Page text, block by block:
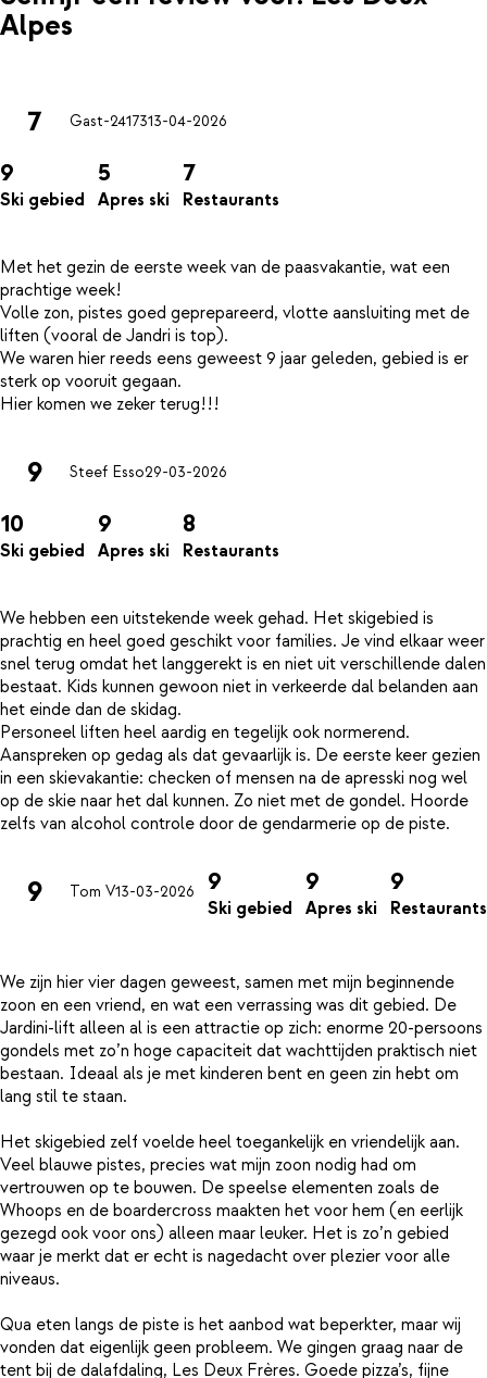
Alpes
7 Gast-2417313-04-2026
9
Ski gebied
5
Apres ski
7
Restaurants
Met het gezin de eerste week van de paasvakantie, wat een
prachtige week!
Volle zon, pistes goed geprepareerd, vlotte aansluiting met de
liften (vooral de Jandri is top).
We waren hier reeds eens geweest 9 jaar geleden, gebied is er
sterk op vooruit gegaan.
9 Steef Esso29-03-2026
10
Ski gebied
9
Apres ski
8
Restaurants
We hebben een uitstekende week gehad. Het skigebied is
prachtig en heel goed geschikt voor families. Je vind elkaar weer
snel terug omdat het langgerekt is en niet uit verschillende dalen
bestaat. Kids kunnen gewoon niet in verkeerde dal belanden aan
het einde dan de skidag.
Personeel liften heel aardig en tegelijk ook normerend.
Aanspreken op gedag als dat gevaarlijk is. De eerste keer gezien
in een skievakantie: checken of mensen na de apresski nog wel
op de skie naar het dal kunnen. Zo niet met de gondel. Hoorde
9 Tom V13-03-2026 9
Ski gebied
9
Apres ski
9
Restaurants
We zijn hier vier dagen geweest, samen met mijn beginnende
zoon en een vriend, en wat een verrassing was dit gebied. De
Jardini‑lift alleen al is een attractie op zich: enorme 20‑persoons
gondels met zo’n hoge capaciteit dat wachttijden praktisch niet
bestaan. Ideaal als je met kinderen bent en geen zin hebt om
lang stil te staan.
Het skigebied zelf voelde heel toegankelijk en vriendelijk aan.
Veel blauwe pistes, precies wat mijn zoon nodig had om
vertrouwen op te bouwen. De speelse elementen zoals de
Whoops en de boardercross maakten het voor hem (en eerlijk
gezegd ook voor ons) alleen maar leuker. Het is zo’n gebied
waar je merkt dat er echt is nagedacht over plezier voor alle
niveaus.
Qua eten langs de piste is het aanbod wat beperkter, maar wij
vonden dat eigenlijk geen probleem. We gingen graag naar de
tent bij de dalafdaling, Les Deux Frères. Goede pizza’s, fijne